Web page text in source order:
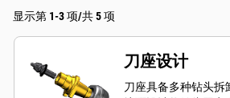
显示第 1-3 项/共 5 项
刀座设计
刀座具备多种钻头